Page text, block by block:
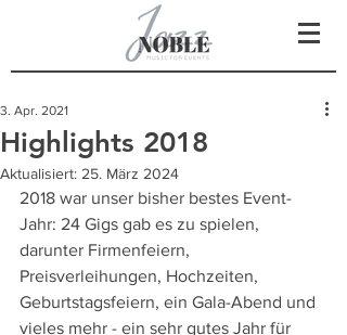
Highlights 2018
3. Apr. 2021
Aktualisiert: 25. März 2024
2018 war unser bisher bestes Event-
Jahr: 24 Gigs gab es zu spielen,
darunter Firmenfeiern,
Preisverleihungen, Hochzeiten,
Geburtstagsfeiern, ein Gala-Abend und
vieles mehr - ein sehr gutes Jahr für